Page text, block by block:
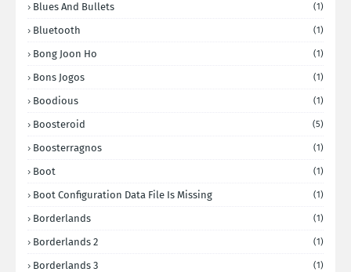
Blues And Bullets (1)
Bluetooth (1)
Bong Joon Ho (1)
Bons Jogos (1)
Boodious (1)
Boosteroid (5)
Boosterragnos (1)
Boot (1)
Boot Configuration Data File Is Missing (1)
Borderlands (1)
Borderlands 2 (1)
Borderlands 3 (1)